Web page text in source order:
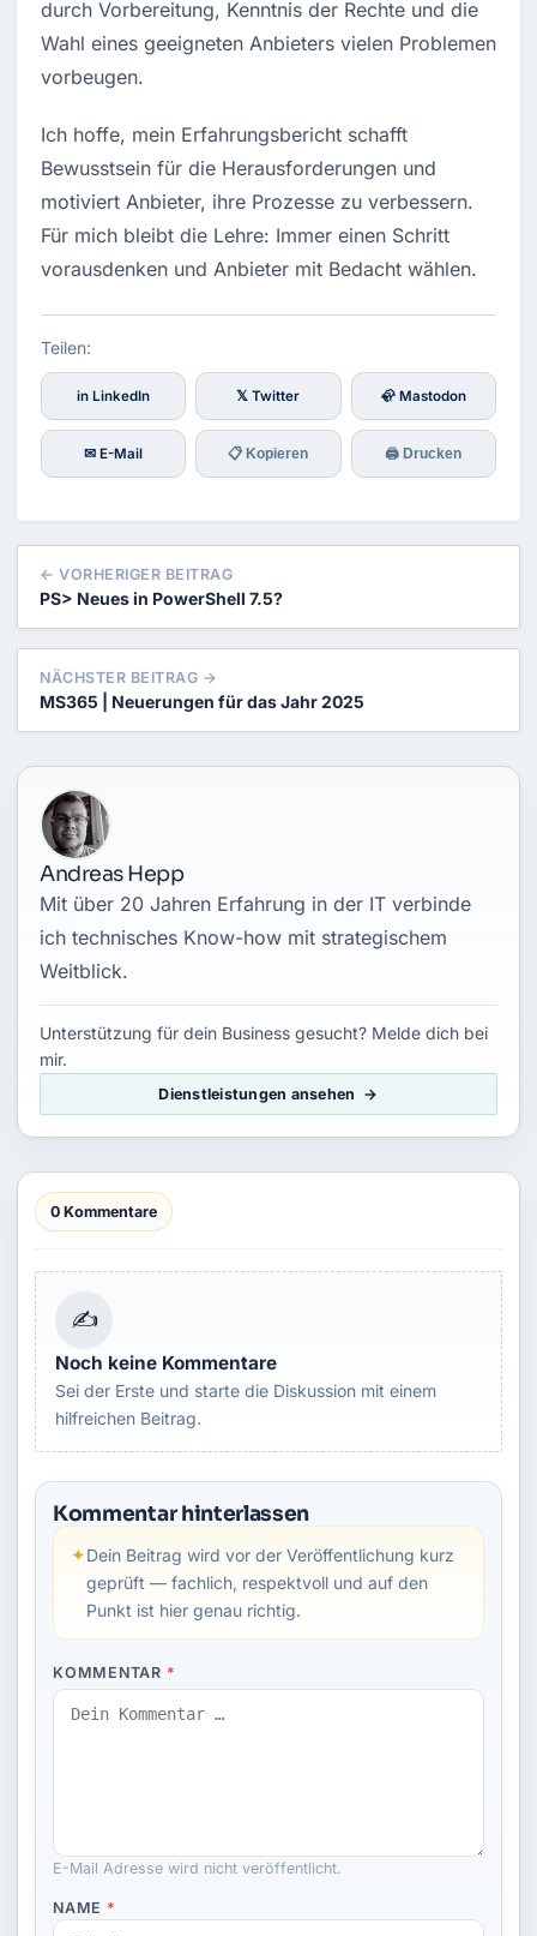
durch Vorbereitung, Kenntnis der Rechte und die
Wahl eines geeigneten Anbieters vielen Problemen
vorbeugen.
Ich hoffe, mein Erfahrungsbericht schafft
Bewusstsein für die Herausforderungen und
motiviert Anbieter, ihre Prozesse zu verbessern.
Für mich bleibt die Lehre: Immer einen Schritt
vorausdenken und Anbieter mit Bedacht wählen.
Teilen:
in LinkedIn 𝕏 Twitter 🦣 Mastodon
✉ E-Mail 📋 Kopieren 🖨 Drucken
← VORHERIGER BEITRAG
PS> Neues in PowerShell 7.5?
NÄCHSTER BEITRAG →
MS365 | Neuerungen für das Jahr 2025
Andreas Hepp
Mit über 20 Jahren Erfahrung in der IT verbinde
ich technisches Know-how mit strategischem
Weitblick.
Unterstützung für dein Business gesucht? Melde dich bei
mir.
Dienstleistungen ansehen
0 Kommentare
✍
Noch keine Kommentare
Sei der Erste und starte die Diskussion mit einem
hilfreichen Beitrag.
Kommentar hinterlassen
✦Dein Beitrag wird vor der Veröffentlichung kurz
geprüft — fachlich, respektvoll und auf den
Punkt ist hier genau richtig.
KOMMENTAR *
E-Mail Adresse wird nicht veröffentlicht.
NAME *